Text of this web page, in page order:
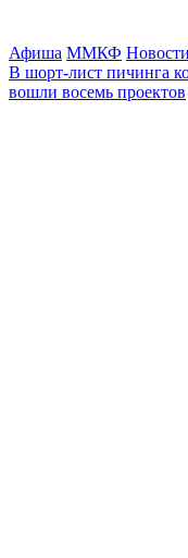
Афиша ММКФ Новости
В шорт-лист пичинга
вошли восемь проектов